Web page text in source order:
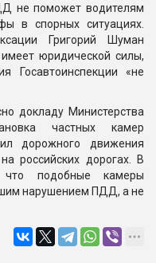
не поможет водителям
в спорных ситуациях.
Григорий Шуман
юридической силы,
Госавтоинспекции «не
докладу Министерства
частных камер
дорожного движения
российских дорогах. В
что подобные камеры
нарушением ПДД, а не